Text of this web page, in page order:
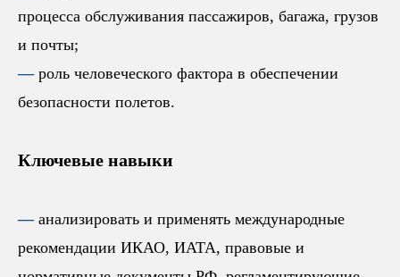
процесса обслуживания пассажиров, багажа, грузов
и почты;
—роль человеческого фактора в обеспечении
безопасности полетов.
Ключевые навыки
— анализировать и применять международные
рекомендации ИКАО, ИАТА, правовые и